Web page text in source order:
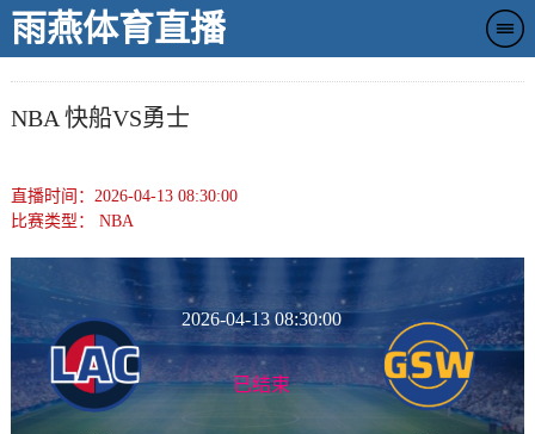
雨燕体育直播
NBA 快船VS勇士
直播时间：2026-04-13 08:30:00
比赛类型： NBA
2026-04-13 08:30:00
已结束